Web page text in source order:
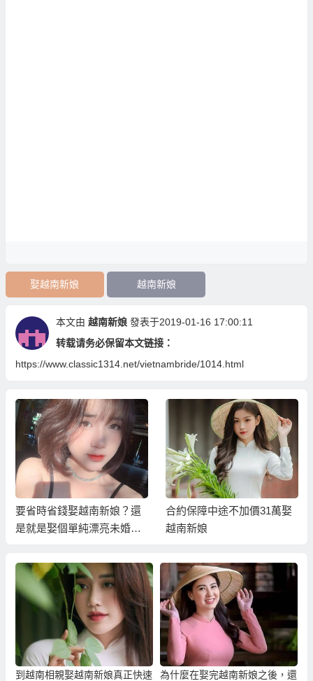
娶越南新娘 越南新娘
本文由 越南新娘 發表于2019-01-16 17:00:11
转载请务必保留本文链接：
https://www.classic1314.net/vietnambride/1014.html
合約保障中途不加價31萬娶
越南新娘
2023幫你介紹比較好的越南
新娘；圓滿順利的娶個越南
到越南相親娶越南新娘真正快速
為什麼在娶完越南新娘之後，還